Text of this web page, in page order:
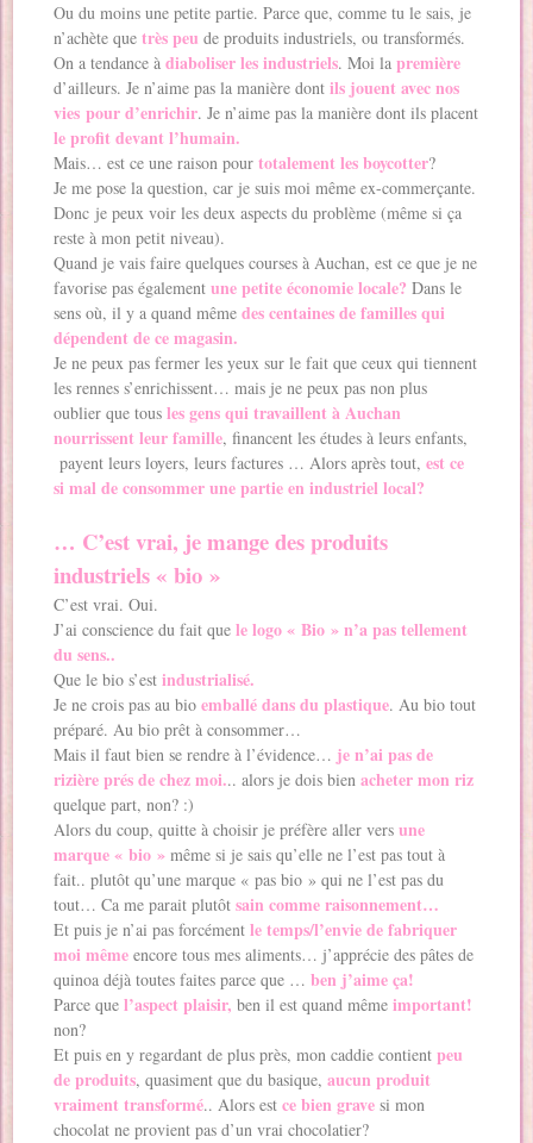
Ou du moins une petite partie. Parce que, comme tu le sais, je
n’achète quetrès peu de produits industriels, ou transformés.
On a tendance à diaboliser les industriels. Moi lapremière
d’ailleurs. Je n’aime pas la manière dontils jouent avec nos
vies pour d’enrichir. Je n’aime pas la manière dont ils placent
le profit devant l’humain.
Mais… est ce une raison pourtotalement les boycotter?
Je me pose la question, car je suis moi même ex-commerçante.
Donc je peux voir les deux aspects du problème (même si ça
reste à mon petit niveau).
Quand je vais faire quelques courses à Auchan, est ce que je ne
favorise pas également une petite économie locale? Dans le
sens où, il y a quand mêmedes centaines de familles qui
dépendent de ce magasin.
Je ne peux pas fermer les yeux sur le fait que ceux qui tiennent
les rennes s’enrichissent… mais je ne peux pas non plus
oublier que tousles gens qui travaillent à Auchan
nourrissent leur famille, financent les études à leurs enfants,
payent leurs loyers, leurs factures … Alors après tout,est ce
si mal de consommer une partie en industriel local?
… C’est vrai, je mange des produits
industriels « bio »
C’est vrai. Oui.
J’ai conscience du fait que le logo « Bio » n’a pas tellement
du sens..
Que le bio s’estindustrialisé.
Je ne crois pas au bioemballé dans du plastique. Au bio tout
préparé. Au bio prêt à consommer…
Mais il faut bien se rendre à l’évidence… je n’ai pas de
rizière prés de chez moi... alors je dois bienacheter mon riz
quelque part, non? :)
Alors du coup, quitte à choisir je préfère aller versune
marque « bio » même si je sais qu’elle ne l’est pas tout à
fait.. plutôt qu’une marque « pas bio » qui ne l’est pas du
tout… Ca me parait plutôt sain comme raisonnement…
Et puis je n’ai pas forcémentle temps/l’envie de fabriquer
moi même encore tous mes aliments… j’apprécie des pâtes de
quinoa déjà toutes faites parce que …ben j’aime ça!
Parce que l’aspect plaisir, ben il est quand même important!
non?
Et puis en y regardant de plus près, mon caddie contientpeu
de produits, quasiment que du basique,aucun produit
vraiment transformé.. Alors estce bien grave si mon
chocolat ne provient pas d’un vrai chocolatier?